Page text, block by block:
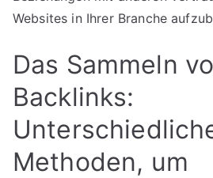
Websites in Ihrer Branche
Das Sammeln
Backlinks:
Methoden, um